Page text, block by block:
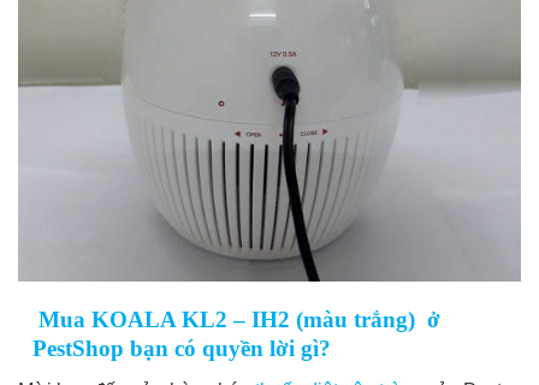
Mua KOALA KL2 – IH2 (màu trắng) ở
PestShop bạn có quyền lời gì?